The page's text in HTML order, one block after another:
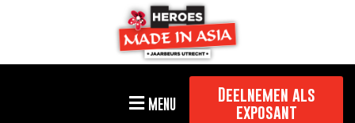
MENU
Deelnemen als
exposant